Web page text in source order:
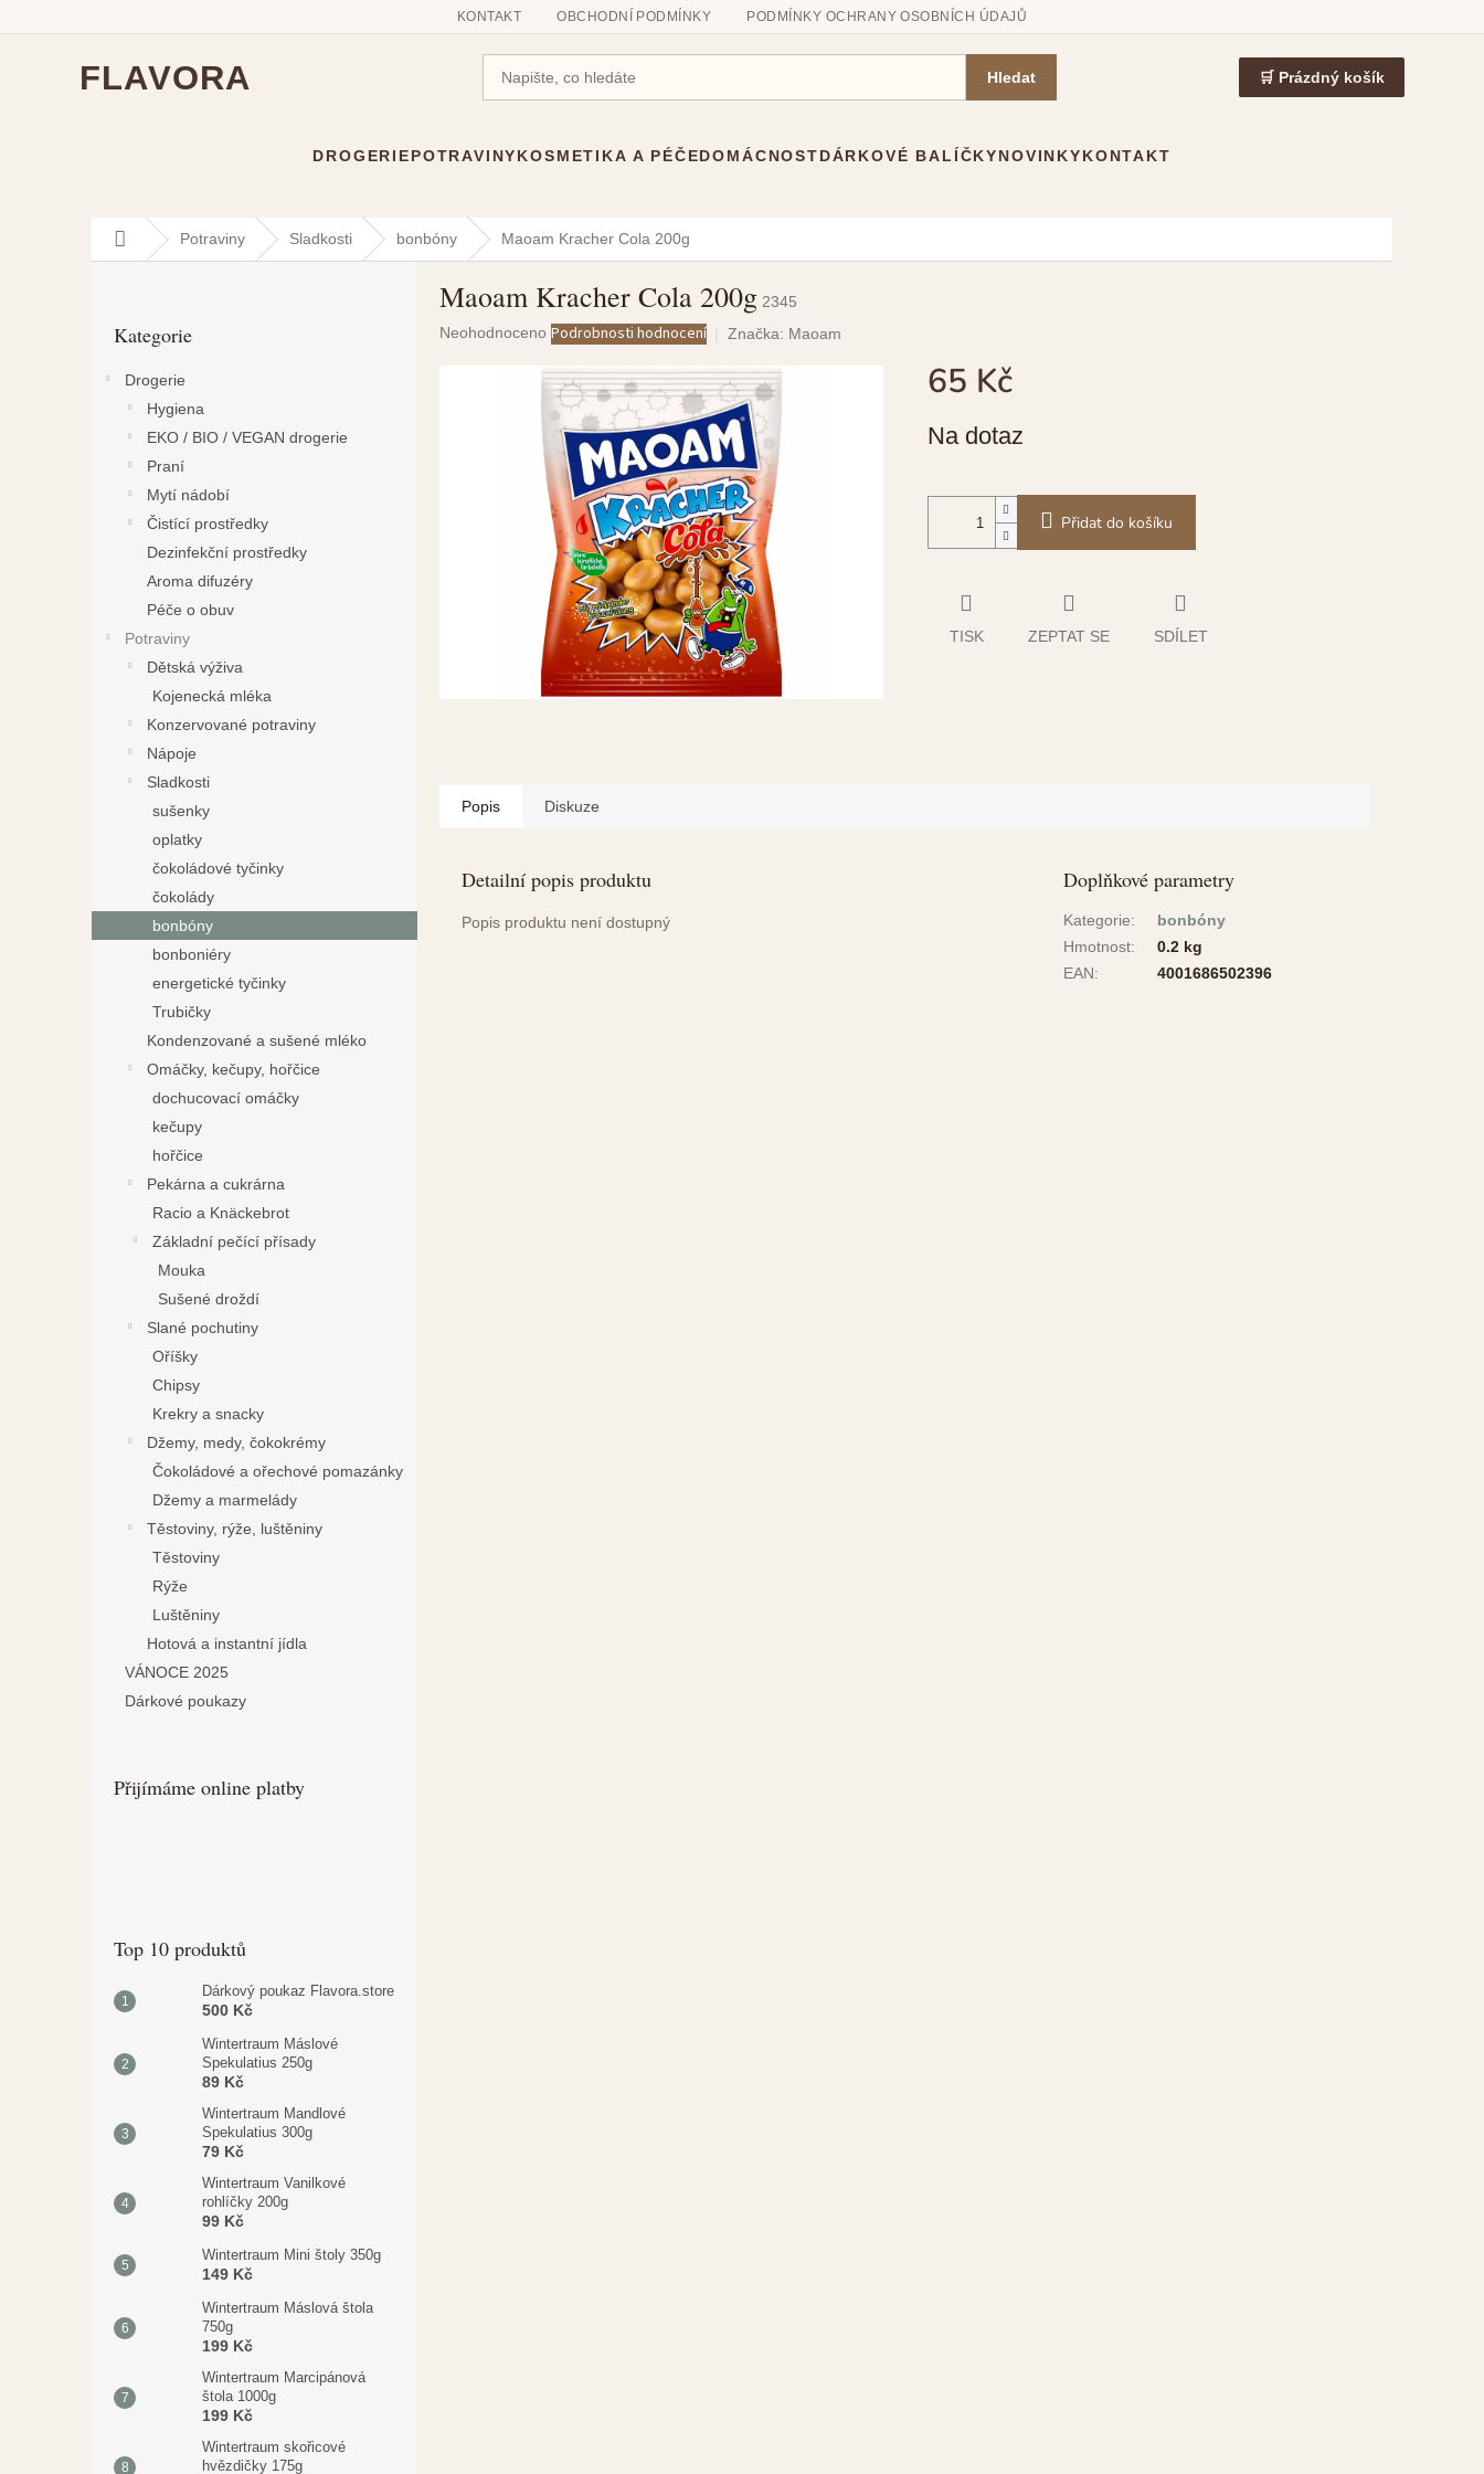
KONTAKT OBCHODNÍ PODMÍNKY PODMÍNKY OCHRANY OSOBNÍCH ÚDAJŮ
FLAVORA Hledat 🛒 Prázdný košík
DROGERIEPOTRAVINYKOSMETIKA A PÉČEDOMÁCNOSTDÁRKOVÉ BALÍČKYNOVINKYKONTAKT
Domů Potraviny Sladkosti bonbóny Maoam Kracher Cola 200g
kategorie
Kategorie
Drogerie
Hygiena
EKO / BIO / VEGAN drogerie
Praní
Mytí nádobí
Čistící prostředky
Dezinfekční prostředky
Aroma difuzéry
Péče o obuv
Potraviny
Dětská výživa
Kojenecká mléka
Konzervované potraviny
Nápoje
Sladkosti
sušenky
oplatky
čokoládové tyčinky
čokolády
bonbóny
bonboniéry
energetické tyčinky
Trubičky
Kondenzované a sušené mléko
Omáčky, kečupy, hořčice
dochucovací omáčky
kečupy
hořčice
Pekárna a cukrárna
Racio a Knäckebrot
Základní pečící přísady
Mouka
Sušené droždí
Slané pochutiny
Oříšky
Chipsy
Krekry a snacky
Džemy, medy, čokokrémy
Čokoládové a ořechové pomazánky
Džemy a marmelády
Těstoviny, rýže, luštěniny
Těstoviny
Rýže
Luštěniny
Hotová a instantní jídla
VÁNOCE 2025
Dárkové poukazy
Přijímáme online platby
Top 10 produktů
Dárkový poukaz Flavora.store
500 Kč
Wintertraum Máslové
Spekulatius 250g
89 Kč
Wintertraum Mandlové
Spekulatius 300g
79 Kč
Wintertraum Vanilkové
rohlíčky 200g
99 Kč
Wintertraum Mini štoly 350g
149 Kč
Wintertraum Máslová štola
750g
199 Kč
Wintertraum Marcipánová
štola 1000g
199 Kč
Wintertraum skořicové
hvězdičky 175g
Maoam Kracher Cola 200g 2345
Průměrné
Neohodnoceno Podrobnosti hodnocení Značka: Maoam
65 Kč
cena:
Na dotaz
Přidat do košíku
TISK ZEPTAT SE SDÍLET
Popis Diskuze
Detailní popis produktu
Popis produktu není dostupný
Doplňkové parametry
Kategorie:
bonbóny
Hmotnost:
0.2 kg
EAN: 4001686502396